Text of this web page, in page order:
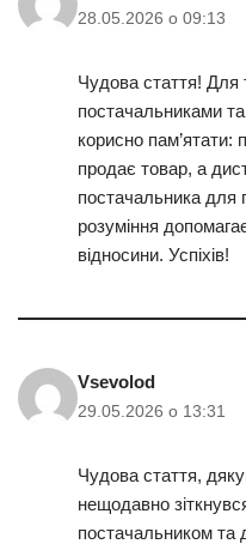
28.05.2026 о 09:13
Чудова стаття! Для
постачальниками
корисно пам’ятати:
продає товар, а
постачальника
розуміння
відносини. Успіхів!
Vsevolod
29.05.2026 о 13:31
Чудова стаття,
нещодавно
постачальником та